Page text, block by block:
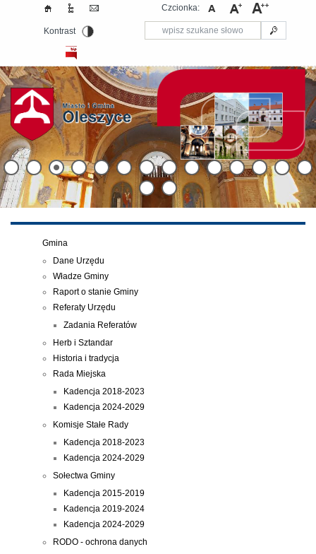
Czcionka:
Kontrast
Gmina
Dane Urzędu
Władze Gminy
Raport o stanie Gminy
Referaty Urzędu
Zadania Referatów
Herb i Sztandar
Historia i tradycja
Rada Miejska
Kadencja 2018-2023
Kadencja 2024-2029
Komisje Stałe Rady
Kadencja 2018-2023
Kadencja 2024-2029
Sołectwa Gminy
Kadencja 2015-2019
Kadencja 2019-2024
Kadencja 2024-2029
RODO - ochrona danych